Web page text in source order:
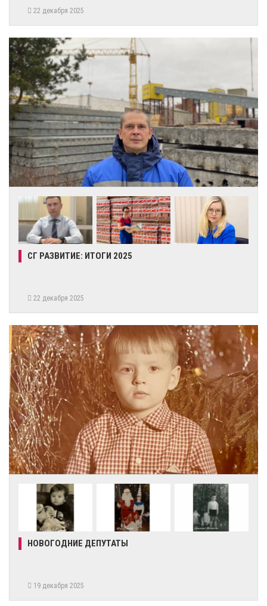
22 декабря 2025
СГ РАЗВИТИЕ: ИТОГИ 2025
22 декабря 2025
НОВОГОДНИЕ ДЕПУТАТЫ
19 декабря 2025